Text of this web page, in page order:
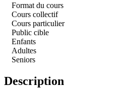
Format du cours
Cours collectif
Cours particulier
Public cible
Enfants
Adultes
Seniors
Description